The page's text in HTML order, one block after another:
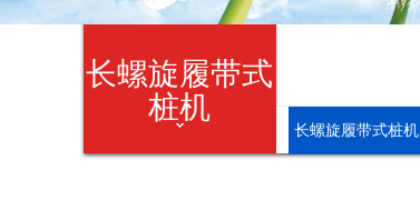
长螺旋履带式
桩机
长螺旋履带式桩机